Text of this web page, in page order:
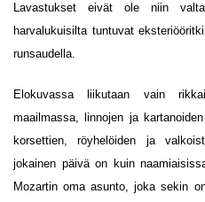
Lavastukset eivät ole niin
harvalukuisilta tuntuvat
runsaudella.
Elokuvassa liikutaan vain
maailmassa, linnojen ja
korsettien, röyhelöiden ja
jokainen päivä on kuin
Mozartin oma asunto, joka sekin